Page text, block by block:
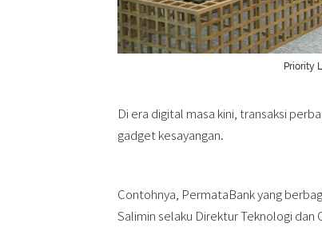
Priority
Di era digital masa kini, transaksi
gadget kesayangan.
Contohnya, PermataBank yang
Salimin selaku Direktur Teknologi